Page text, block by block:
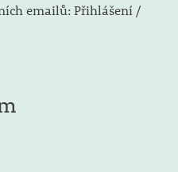
emailů: Přihlášení /